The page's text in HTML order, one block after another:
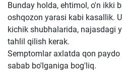
Bunday holda, ehtimol, o'n ikki
oshqozon yarasi kabi kasallik.
kichik shubhalarida, najasdagi
tahlil qilish kerak.
Semptomlar axlatda qon
sabab bo'lganiga bog'liq.